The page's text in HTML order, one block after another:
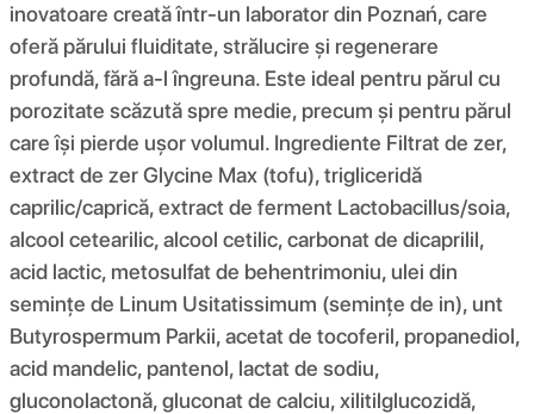
inovatoare creată într-un laborator din Poznań, care
oferă părului fluiditate, strălucire și regenerare
profundă, fără a-l îngreuna. Este ideal pentru părul cu
porozitate scăzută spre medie, precum și pentru părul
care își pierde ușor volumul. Ingrediente Filtrat de zer,
extract de zer Glycine Max (tofu), trigliceridă
caprilic/caprică, extract de ferment Lactobacillus/soia,
alcool cetearilic, alcool cetilic, carbonat de dicaprilil,
acid lactic, metosulfat de behentrimoniu, ulei din
semințe de Linum Usitatissimum (semințe de in), unt
Butyrospermum Parkii, acetat de tocoferil, propanediol,
acid mandelic, pantenol, lactat de sodiu,
gluconolactonă, gluconat de calciu, xilitilglucozidă,